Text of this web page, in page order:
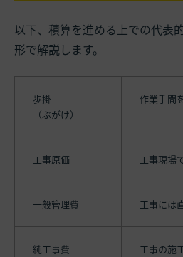
以下、積算を進める上での代表
形で解説します。
歩掛
（ぶがけ）
作業手間
工事原価 工事現場
一般管理費 工事には
純工事費
工事の施